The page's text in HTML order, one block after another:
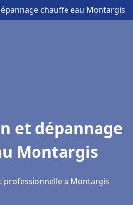
chauffe eau Montargis
et dépannage
Montargis
à Montargis